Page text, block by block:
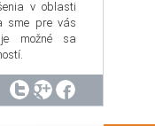
v oblasti
sme pre vás
možné sa